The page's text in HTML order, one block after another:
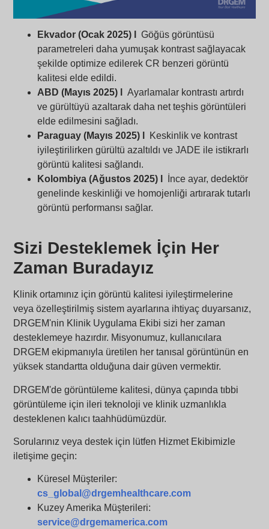
Ekvador (Ocak 2025) lGöğüs görüntüsü
parametreleri daha yumuşak kontrast sağlayacak
şekilde optimize edilerek CR benzeri görüntü
kalitesi elde edildi.
ABD (Mayıs 2025) lAyarlamalar kontrastı artırdı
ve gürültüyü azaltarak daha net teşhis görüntüleri
elde edilmesini sağladı.
Paraguay (Mayıs 2025) l
Keskinlik ve kontrast
iyileştirilirken gürültü azaltıldı ve JADE ile istikrarlı
görüntü kalitesi sağlandı.
Kolombiya (Ağustos 2025) l
İnce ayar, dedektör
genelinde keskinliği ve homojenliği artırarak tutarlı
görüntü performansı sağlar.
Sizi Desteklemek İçin Her
Zaman Buradayız
Klinik ortamınız için görüntü kalitesi iyileştirmelerine
veya özelleştirilmiş sistem ayarlarına ihtiyaç duyarsanız,
DRGEM'nin Klinik Uygulama Ekibi sizi her zaman
desteklemeye hazırdır. Misyonumuz, kullanıcılara
DRGEM ekipmanıyla üretilen her tanısal görüntünün en
yüksek standartta olduğuna dair güven vermektir.
DRGEM'de görüntüleme kalitesi, dünya çapında tıbbi
görüntüleme için ileri teknoloji ve klinik uzmanlıkla
desteklenen kalıcı taahhüdümüzdür.
Sorularınız veya destek için lütfen Hizmet Ekibimizle
iletişime geçin:
Küresel Müşteriler:
cs_global@drgemhealthcare.com
Kuzey Amerika Müşterileri:
service@drgemamerica.com